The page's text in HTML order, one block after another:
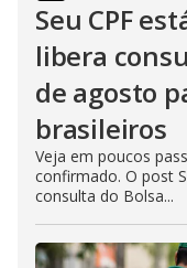
Seu CPF
libera
de agosto
brasileiros
Veja em poucos
confirmado. O post
consulta do Bolsa...